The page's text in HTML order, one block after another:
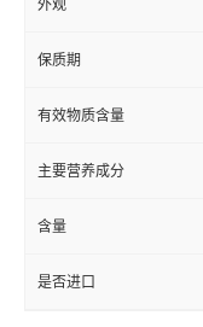
外观
保质期
有效物质含量
主要营养成分
含量
是否进口